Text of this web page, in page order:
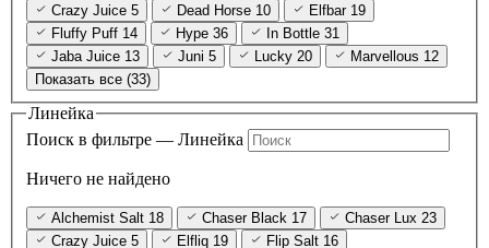
Crazy Juice 5 Dead Horse 10 Elfbar 19
Fluffy Puff 14 Hype 36 In Bottle 31
Jaba Juice 13 Juni 5 Lucky 20 Marvellous 12
Показать все (33)
Линейка
Поиск в фильтре — Линейка
Ничего не найдено
Alchemist Salt 18 Chaser Black 17 Chaser Lux 23
Crazy Juice 5 Elfliq 19 Flip Salt 16